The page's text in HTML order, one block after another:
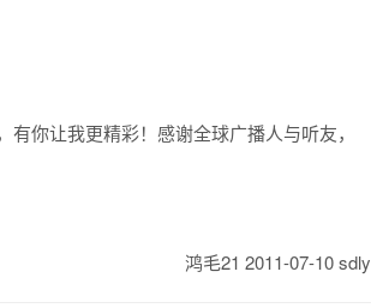
你让我更精彩！感谢全球广播人与听友，
鸿毛21 2011-07-10 sdly